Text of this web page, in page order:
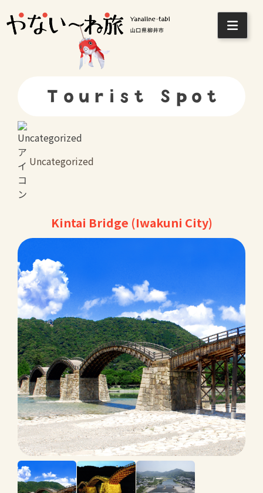
Tourist Spot
Uncategorized
Kintai Bridge (Iwakuni City)